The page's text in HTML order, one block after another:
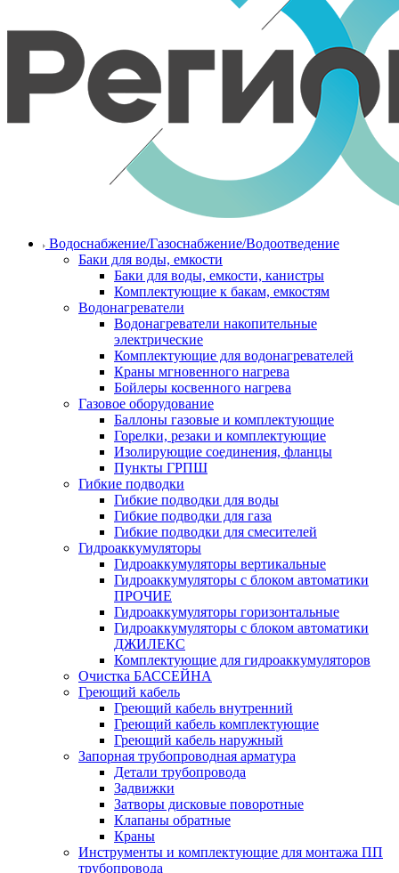
Водоснабжение/Газоснабжение/Водоотведение
Баки для воды, емкости
Баки для воды, емкости, канистры
Комплектующие к бакам, емкостям
Водонагреватели
Водонагреватели накопительные
электрические
Комплектующие для водонагревателей
Краны мгновенного нагрева
Бойлеры косвенного нагрева
Газовое оборудование
Баллоны газовые и комплектующие
Горелки, резаки и комплектующие
Изолирующие соединения, фланцы
Пункты ГРПШ
Гибкие подводки
Гибкие подводки для воды
Гибкие подводки для газа
Гибкие подводки для смесителей
Гидроаккумуляторы
Гидроаккумуляторы вертикальные
Гидроаккумуляторы с блоком автоматики
ПРОЧИЕ
Гидроаккумуляторы горизонтальные
Гидроаккумуляторы с блоком автоматики
ДЖИЛЕКС
Комплектующие для гидроаккумуляторов
Очистка БАССЕЙНА
Греющий кабель
Греющий кабель внутренний
Греющий кабель комплектующие
Греющий кабель наружный
Запорная трубопроводная арматура
Детали трубопровода
Задвижки
Затворы дисковые поворотные
Клапаны обратные
Краны
Инструменты и комплектующие для монтажа ПП
трубопровода